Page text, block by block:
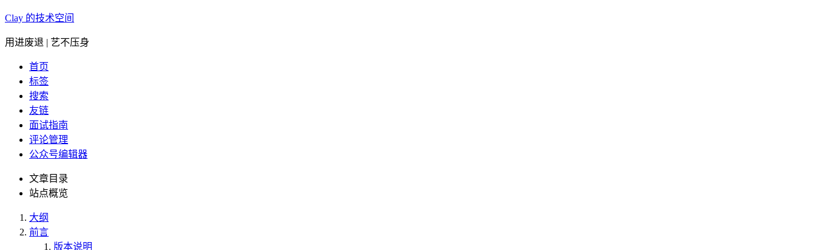
Clay 的技术空间
用进废退 | 艺不压身
首页
标签
搜索
友链
面试指南
评论管理
公众号编辑器
文章目录
站点概览
大纲
前言
版本说明